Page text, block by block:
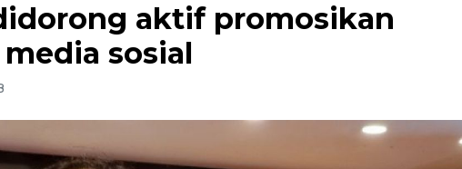
aktif promosikan
sosial